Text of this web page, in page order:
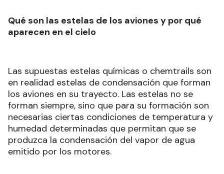
Qué son las estelas de los aviones y por qué
aparecen en el cielo
Las supuestas estelas químicas o chemtrails son
en realidad estelas de condensación que forman
los aviones en su trayecto. Las estelas no se
forman siempre, sino que para su formación son
necesarias ciertas condiciones de temperatura y
humedad determinadas que permitan que se
produzca la condensación del vapor de agua
emitido por los motores.